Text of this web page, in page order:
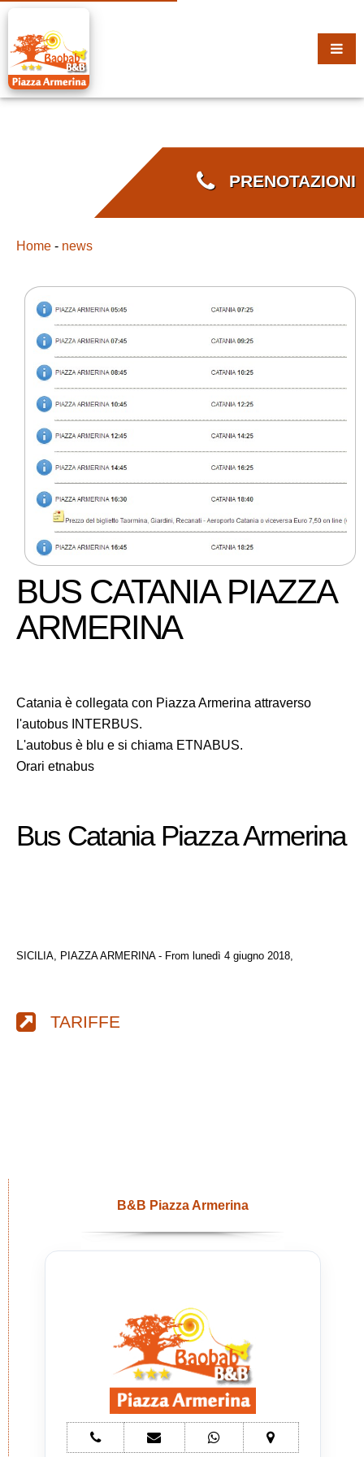
PRENOTAZIONI
Home - news
BUS CATANIA PIAZZA
ARMERINA
Catania è collegata con Piazza Armerina attraverso
l'autobus INTERBUS.
L'autobus è blu e si chiama ETNABUS.
Orari etnabus
Bus Catania Piazza Armerina
SICILIA, PIAZZA ARMERINA - From lunedì 4 giugno 2018,
TARIFFE
B&B Piazza Armerina
telefono
Bed
e-
mail
whatsapp
Bed
mappa
Bed